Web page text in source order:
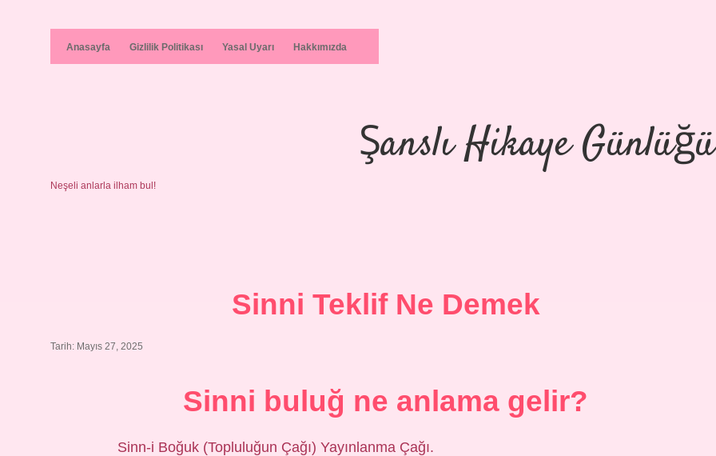
Anasayfa Gizlilik Politikası Yasal Uyarı Hakkımızda
Şanslı Hikaye Günlüğü
Neşeli anlarla ilham bul!
Sinni Teklif Ne Demek
Tarih: Mayıs 27, 2025
Sinni buluğ ne anlama gelir?
Sinn-i Boğuk (Topluluğun Çağı) Yayınlanma Çağı.